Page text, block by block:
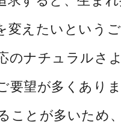
変えたいという
のナチュラルさ
要望が多くあり
ことが多いため